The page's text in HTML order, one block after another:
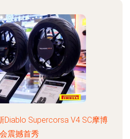
Diablo Supercorsa V4 SC摩博
会震撼首秀